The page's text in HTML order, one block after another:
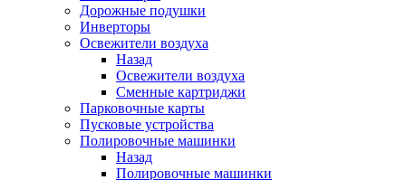
Дорожные подушки
Инверторы
Освежители воздуха
Назад
Освежители воздуха
Сменные картриджи
Парковочные карты
Пусковые устройства
Полировочные машинки
Назад
Полировочные машинки